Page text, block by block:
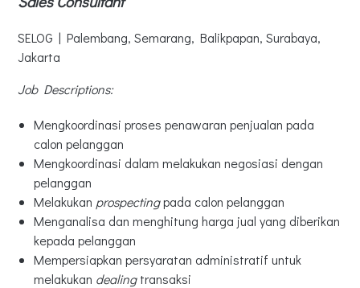
SELOG | Palembang, Semarang, Balikpapan, Surabaya,
Jakarta
Job Descriptions:
Mengkoordinasi proses penawaran penjualan pada
calon pelanggan
Mengkoordinasi dalam melakukan negosiasi dengan
pelanggan
Melakukan prospectingpada calon pelanggan
Menganalisa dan menghitung harga jual yang diberikan
kepada pelanggan
Mempersiapkan persyaratan administratif untuk
melakukan dealingtransaksi